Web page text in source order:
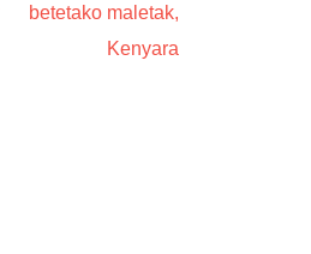
betetako maletak,
Kenyara